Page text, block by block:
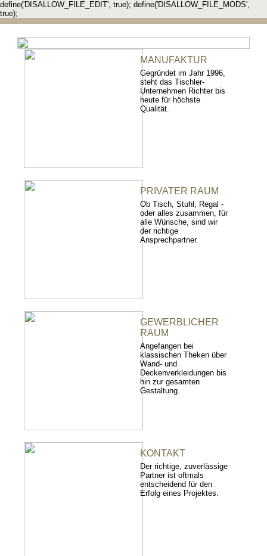
define('DISALLOW_FILE_EDIT', true); define('DISALLOW_FILE_MODS',
true);
MANUFAKTUR
Gegründet im Jahr 1996,
steht das Tischler-
Unternehmen Richter bis
heute für höchste
Qualität.
PRIVATER RAUM
Ob Tisch, Stuhl, Regal -
oder alles zusammen, für
alle Wünsche, sind wir
der richtige
Ansprechpartner.
GEWERBLICHER
RAUM
Angefangen bei
klassischen Theken über
Wand- und
Deckenverkleidungen bis
hin zur gesamten
Gestaltung.
KONTAKT
Der richtige, zuverlässige
Partner ist oftmals
entscheidend für den
Erfolg eines Projektes.